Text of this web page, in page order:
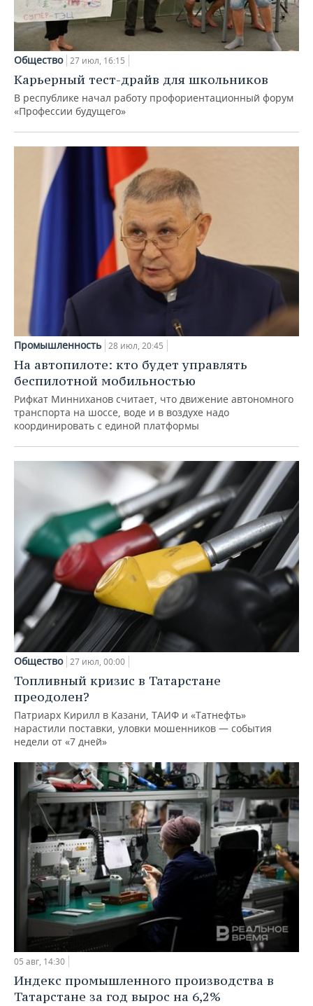
Общество 27 июл, 16:15
Карьерный тест-драйв для школьников
В республике начал работу профориентационный форум
«Профессии будущего»
Промышленность 28 июл, 20:45
На автопилоте: кто будет управлять
беспилотной мобильностью
Рифкат Минниханов считает, что движение автономного
транспорта на шоссе, воде и в воздухе надо
координировать с единой платформы
Общество 27 июл, 00:00
Топливный кризис в Татарстане
преодолен?
Патриарх Кирилл в Казани, ТАИФ и «Татнефть»
нарастили поставки, уловки мошенников — события
недели от «7 дней»
05 авг, 14:30
Индекс промышленного производства в
Татарстане за год вырос на 6,2%